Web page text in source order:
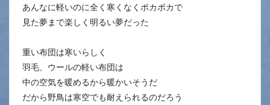
あんなに軽いのに全く寒くなくポカポカで
見た夢まで楽しく明るい夢だった
重い布団は寒いらしく
羽毛、ウールの軽い布団は
中の空気を暖めるから暖かいそうだ
だから野鳥は寒空でも耐えられるのだろう